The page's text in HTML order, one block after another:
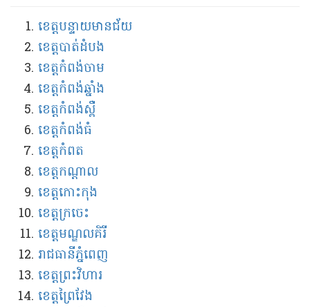
ខេត្ត​បន្ទាយ​មាន​ជ័យ
ខេត្ត​បាត់​ដំបង
ខេត្ត​កំពង់​ចាម​
ខេត្ត​កំពង់​​ឆ្នាំង​​
ខេត្ត​កំពង់ស្ពឺ
ខេត្ត​កំពង់ធំ​
ខេត្ត​កំពត
ខេត្ត​កណ្ដាល
ខេត្ត​កោះកុង​
ខេត្តក្រចេះ​​
ខេត្តមណ្ឌលគិរី​​
រាជធានី​ភ្នំពេញ​​​
ខេត្ត​ព្រះវិហារ​​​​
ខេត្ត​ព្រៃវែង​​​​